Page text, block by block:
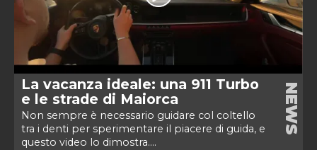
La vacanza ideale: una 911 Turbo
e le strade di Maiorca
Non sempre è necessario guidare col coltello
tra i denti per sperimentare il piacere di guida, e
questo video lo dimostra....
NEWS